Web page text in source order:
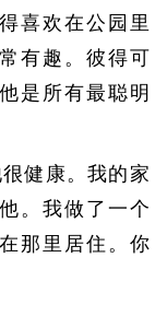
喜欢在公园里
有趣。彼得可
是所有最聪明
健康。我的家
。我做了一个
那里居住。你